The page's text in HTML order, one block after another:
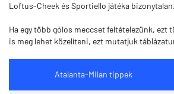
Loftus-Cheek és Sportiello játéka bizonytalan.
Ha egy több gólos meccset feltételezünk, ezt
is meg lehet közelíteni, ezt mutatjuk
Atalanta-Milan tippek